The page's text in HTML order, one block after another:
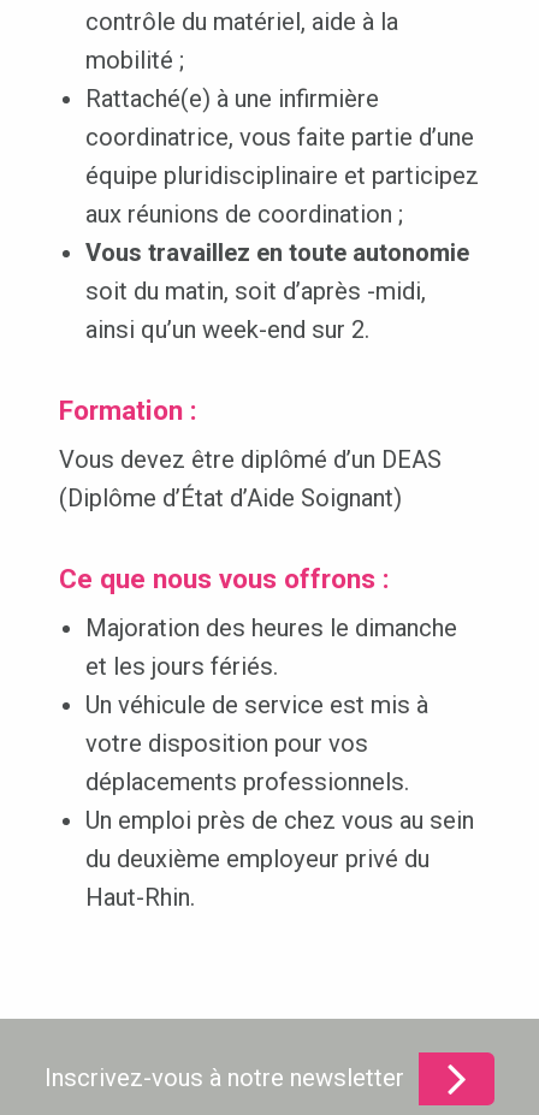
contrôle du matériel, aide à la
mobilité ;
Rattaché(e) à une infirmière
coordinatrice, vous faite partie d’une
équipe pluridisciplinaire et participez
aux réunions de coordination ;
Vous travaillez en toute autonomie
soit du matin, soit d’après -midi,
ainsi qu’un week-end sur 2.
Formation :
Vous devez être diplômé d’un DEAS
(Diplôme d’État d’Aide Soignant)
Ce que nous vous offrons :
Majoration des heures le dimanche
et les jours fériés.
Un véhicule de service est mis à
votre disposition pour vos
déplacements professionnels.
Un emploi près de chez vous au sein
du deuxième employeur privé du
Haut-Rhin.
Inscrivez-vous à notre newsletter